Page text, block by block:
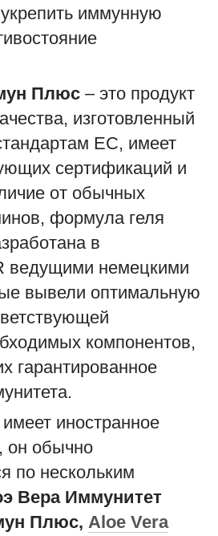
иммунную
Плюс – это продукт
изготовленный
ЕС, имеет
сертификаций и
от обычных
формула геля
в
ведущими немецкими
вывели оптимальную
компонентов,
гарантированное
иностранное
он обычно
по нескольким
Вера Иммунитет
Плюс, Aloe Vera